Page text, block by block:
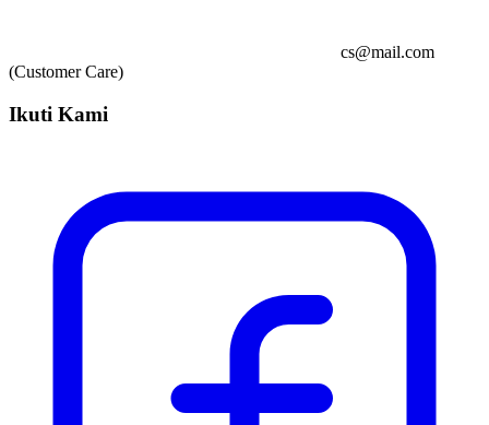
cs@mail.com
(Customer Care)
Ikuti Kami